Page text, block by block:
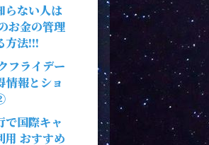
らない人は
お金の管理
方法!!!
フライデー
情報とショ
で国際キャ
用 おすすめ